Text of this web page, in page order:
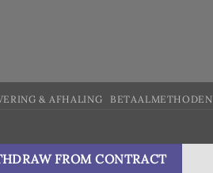
& AFHALING BETAALMETHODEN
FROM CONTRACT